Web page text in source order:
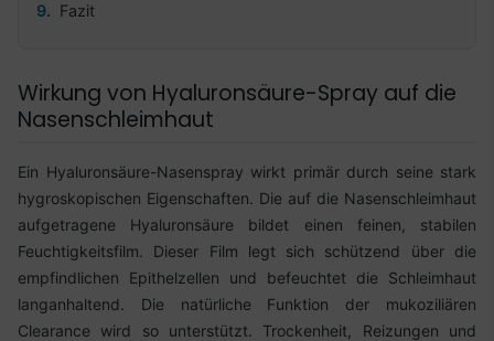
Fazit
Wirkung von Hyaluronsäure-Spray auf die
Nasenschleimhaut
Ein Hyaluronsäure-Nasenspray wirkt primär durch seine stark
hygroskopischen Eigenschaften. Die auf die Nasenschleimhaut
aufgetragene Hyaluronsäure bildet einen feinen, stabilen
Feuchtigkeitsfilm. Dieser Film legt sich schützend über die
empfindlichen Epithelzellen und befeuchtet die Schleimhaut
langanhaltend. Die natürliche Funktion der mukoziliären
Clearance wird so unterstützt. Trockenheit, Reizungen und